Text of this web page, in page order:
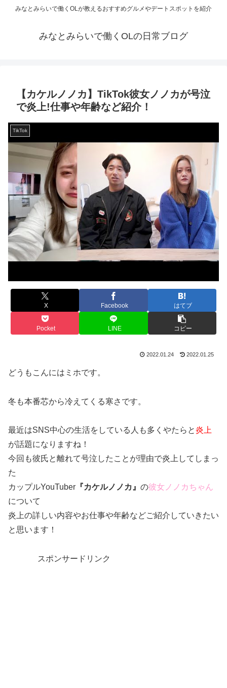
みなとみらいで働くOLが教えるおすすめグルメやデートスポットを紹介
みなとみらいで働くOLの日常ブログ
【カケルノノカ】TikTok彼女ノノカが号泣
で炎上!仕事や年齢など紹介！
TikTok
X Facebook はてブ
Pocket LINE コピー
2022.01.24 2022.01.25
どうもこんにはミホです。
冬も本番芯から冷えてくる寒さです。
最近はSNS中心の生活をしている人も多くやたらと炎上
が話題になりますね！
今回も彼氏と離れて号泣したことが理由で炎上してしまっ
た
カップルYouTuber 『カケルノノカ』 の彼女ノノカちゃん
について
炎上の詳しい内容やお仕事や年齢などご紹介していきたい
と思います！
スポンサードリンク